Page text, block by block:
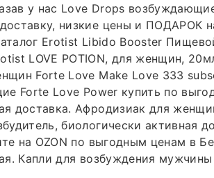
у нас Love Drops
низкие цены и ПОДАРОК
Erotist Libido Booster
LOVE POTION, для женщин,
Forte Love Make Love 333
Forte Love Power купить по
доставка. Афродизиак для
биологически активная
на OZON по выгодным ценам в
Капли для возбуждения